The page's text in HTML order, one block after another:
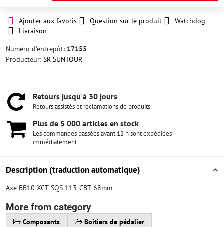
Ajouter aux favoris Question sur le produit
Watchdog
Livraison
Numéro d'entrepôt: 17155
Producteur: SR SUNTOUR
Retours jusqu'à 30 jours
Retours assistés et réclamations de produits
Plus de 5 000 articles en stock
Les commandes passées avant 12 h sont expédiées
immédiatement.
Description (traduction automatique)
Axe BB10-XCT-SQS 113-CBT-68mm
More from category
Composants
Boîtiers de pédalier